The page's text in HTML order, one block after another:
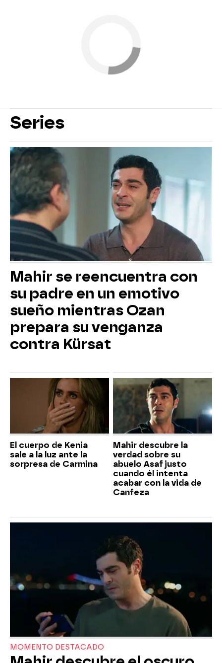
Series
Mahir se reencuentra con
su padre en un emotivo
sueño mientras Ozan
prepara su venganza
contra Kürsat
El cuerpo de Kenia
sale a la luz ante la
sorpresa de Carmina
Mahir descubre la
verdad sobre su
abuelo Asaf justo
cuando él intenta
acabar con la vida de
Canfeza
MOMENTO DESTACADO